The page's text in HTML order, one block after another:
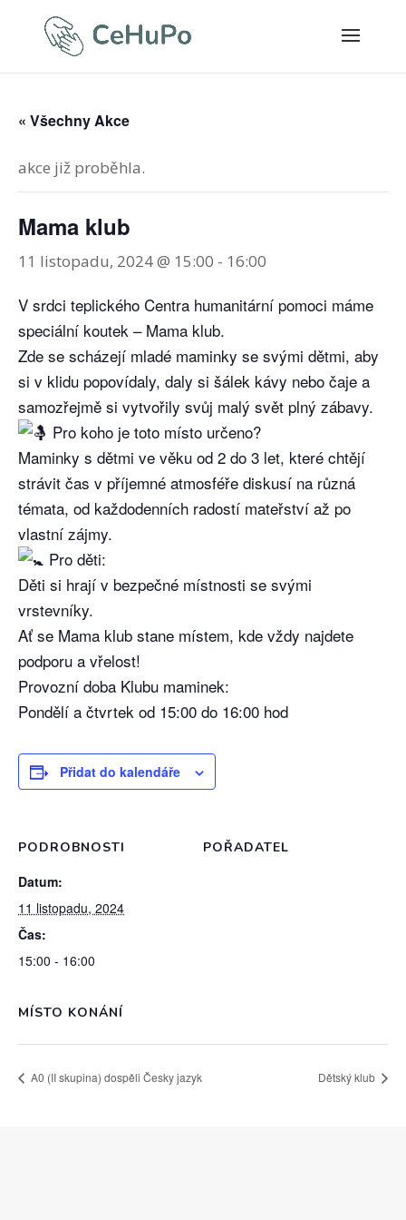
« Všechny Akce
akce již proběhla.
Mama klub
11 listopadu, 2024 @ 15:00 - 16:00
V srdci teplického Centra humanitární pomoci máme
speciální koutek – Mama klub.
Zde se scházejí mladé maminky se svými dětmi, aby
si v klidu popovídaly, daly si šálek kávy nebo čaje a
samozřejmě si vytvořily svůj malý svět plný zábavy.
Pro koho je toto místo určeno?
Maminky s dětmi ve věku od 2 do 3 let, které chtějí
strávit čas v příjemné atmosféře diskusí na různá
témata, od každodenních radostí mateřství až po
vlastní zájmy.
Pro děti:
Děti si hrají v bezpečné místnosti se svými
vrstevníky.
Ať se Mama klub stane místem, kde vždy najdete
podporu a vřelost!
Provozní doba Klubu maminek:
Pondělí a čtvrtek od 15:00 do 16:00 hod
Přidat do kalendáře
PODROBNOSTI
Datum:
11 listopadu, 2024
Čas:
15:00 - 16:00
POŘADATEL
MÍSTO KONÁNÍ
A0 (II skupina) dospěli Česky jazyk Dětský klub